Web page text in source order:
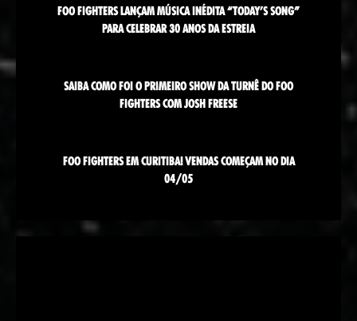
FOO FIGHTERS LANÇAM MÚSICA INÉDITA “TODAY’S SONG”
PARA CELEBRAR 30 ANOS DA ESTREIA
SAIBA COMO FOI O PRIMEIRO SHOW DA TURNÊ DO FOO
FIGHTERS COM JOSH FREESE
FOO FIGHTERS EM CURITIBA! VENDAS COMEÇAM NO DIA
04/05